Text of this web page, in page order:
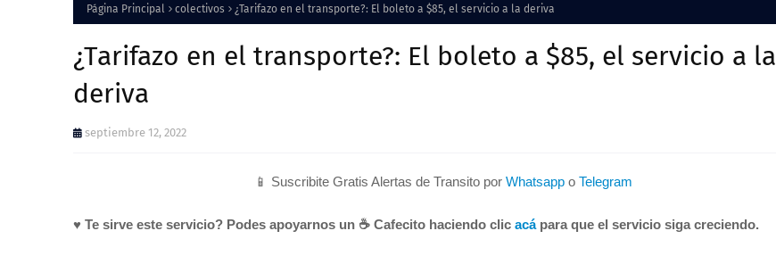
Página Principal colectivos ¿Tarifazo en el transporte?: El boleto a $85, el servicio a la deriva
¿Tarifazo en el transporte?: El boleto a $85, el servicio a la
deriva
septiembre 12, 2022
📱 Suscribite Gratis Alertas de Transito por Whatsapp o Telegram
♥ Te sirve este servicio? Podes apoyarnos un ☕ Cafecito haciendo clic acápara que el servicio siga creciendo.